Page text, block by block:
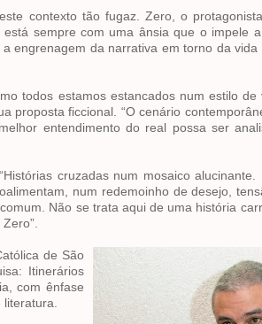
contexto tão fugaz. Zero, o
sempre com uma ânsia que o impele
engrenagem da narrativa em torno da
todos estamos estancados num estilo
proposta ficcional. “O cenário
entendimento do real possa ser
cruzadas num mosaico alucinante.
num redemoinho de desejo,
Não se trata aqui de uma história
de São
Itinerários
com ênfase